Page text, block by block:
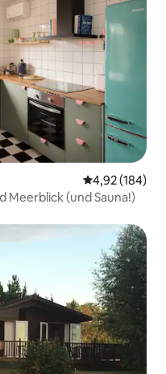
4,92 (184)
Meerblick (und Sauna!)